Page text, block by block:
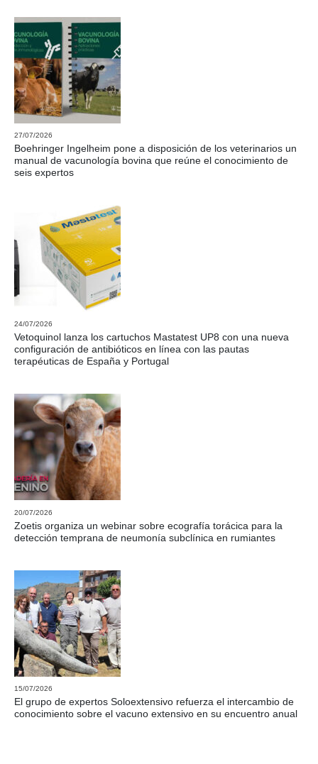
27/07/2026
Boehringer Ingelheim pone a disposición de los veterinarios un
manual de vacunología bovina que reúne el conocimiento de
seis expertos
24/07/2026
Vetoquinol lanza los cartuchos Mastatest UP8 con una nueva
configuración de antibióticos en línea con las pautas
terapéuticas de España y Portugal
20/07/2026
Zoetis organiza un webinar sobre ecografía torácica para la
detección temprana de neumonía subclínica en rumiantes
15/07/2026
El grupo de expertos Soloextensivo refuerza el intercambio de
conocimiento sobre el vacuno extensivo en su encuentro anual